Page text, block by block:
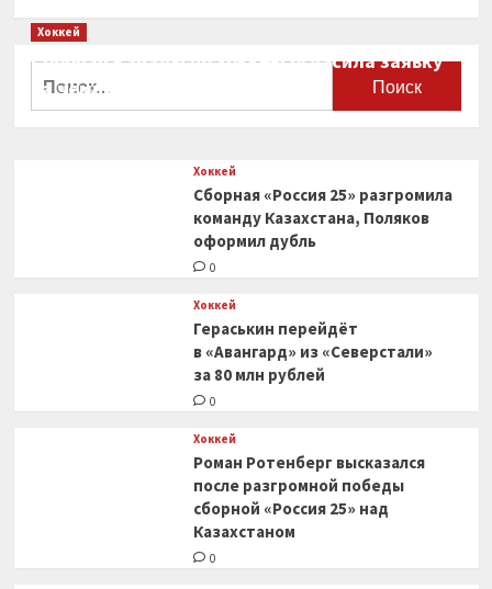
Хоккей
Сборная Канады по хоккею огласила заявку
на чемпионат мира
Хоккей
Сборная «Россия 25» разгромила
команду Казахстана, Поляков
оформил дубль
0
Хоккей
Гераськин перейдёт
в «Авангард» из «Северстали»
за 80 млн рублей
0
Хоккей
Роман Ротенберг высказался
после разгромной победы
сборной «Россия 25» над
Казахстаном
0